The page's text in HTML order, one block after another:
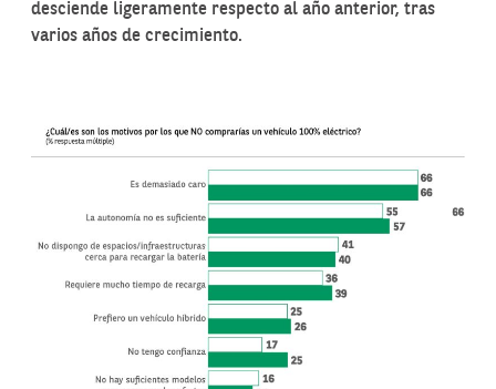
desciende ligeramente respecto al año anterior, tras
varios años de crecimiento.